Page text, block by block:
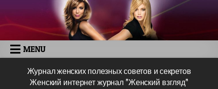
MENU
Журнал женских полезных советов и секретов
Женский интернет журнал "Женский взгляд"